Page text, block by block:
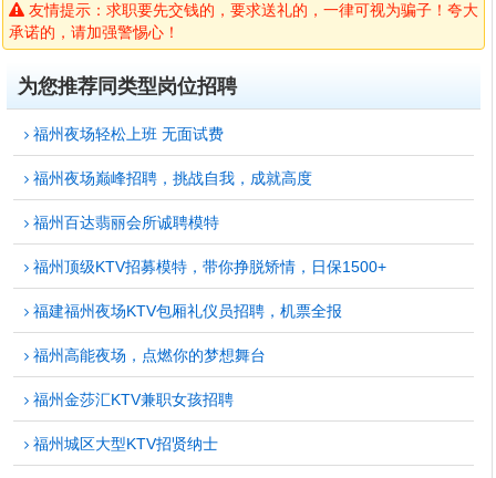
友情提示：求职要先交钱的，要求送礼的，一律可视为骗子！夸大
承诺的，请加强警惕心！
为您推荐同类型岗位招聘
福州夜场轻松上班 无面试费
福州夜场巅峰招聘，挑战自我，成就高度
福州百达翡丽会所诚聘模特
福州顶级KTV招募模特，带你挣脱矫情，日保1500+
福建福州夜场KTV包厢礼仪员招聘，机票全报
福州高能夜场，点燃你的梦想舞台
福州金莎汇KTV兼职女孩招聘
福州城区大型KTV招贤纳士